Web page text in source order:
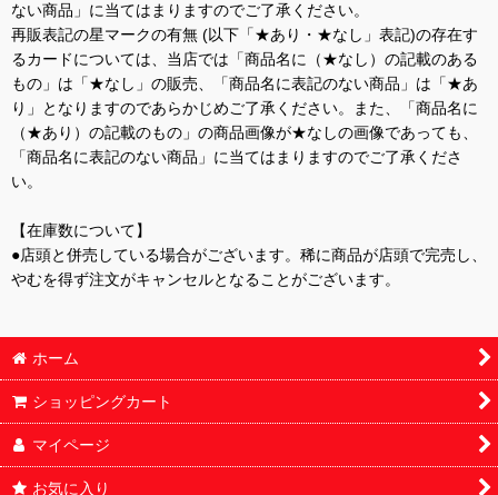
ない商品」に当てはまりますのでご了承ください。
再販表記の星マークの有無 (以下「★あり・★なし」表記)の存在す
るカードについては、当店では「商品名に（★なし）の記載のある
もの」は「★なし」の販売、「商品名に表記のない商品」は「★あ
り」となりますのであらかじめご了承ください。また、「商品名に
（★あり）の記載のもの」の商品画像が★なしの画像であっても、
「商品名に表記のない商品」に当てはまりますのでご了承くださ
い。
【在庫数について】
●店頭と併売している場合がございます。稀に商品が店頭で完売し、
やむを得ず注文がキャンセルとなることがございます。
ホーム
ショッピングカート
マイページ
お気に入り